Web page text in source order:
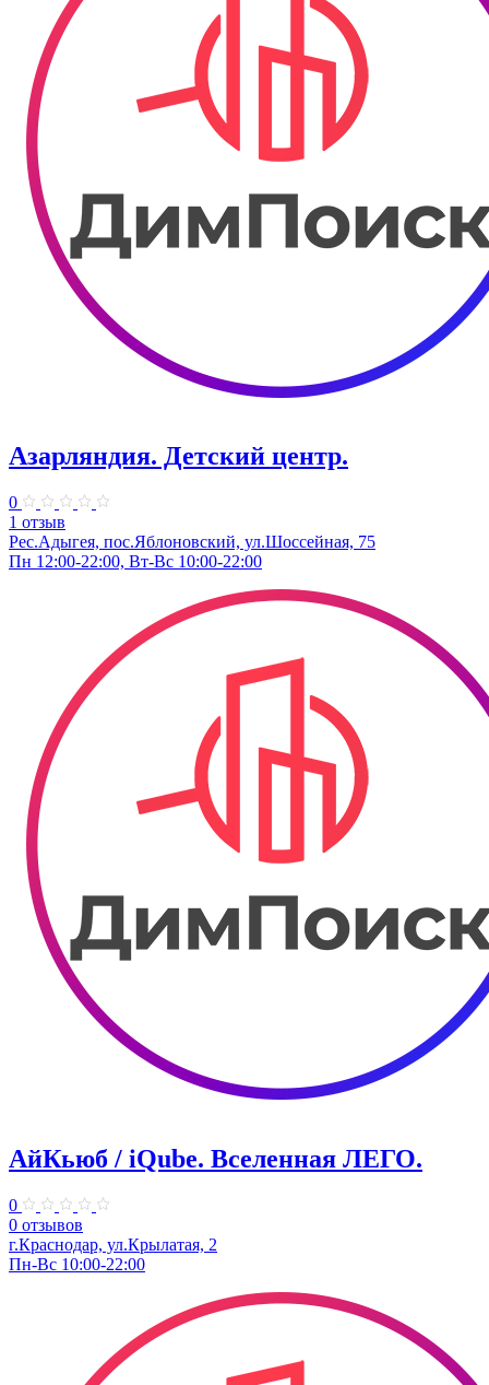
Азарляндия. ​Детский центр.
0
1 отзыв
Рес.Адыгея, пос.Яблоновский, ул.Шоссейная, 75
Пн 12:00-22:00, Вт-Вс 10:00-22:00
АйКьюб / iQube. Вселенная ЛЕГО.
0
0 отзывов
г.Краснодар, ул.Крылатая, 2
Пн-Вс 10:00-22:00